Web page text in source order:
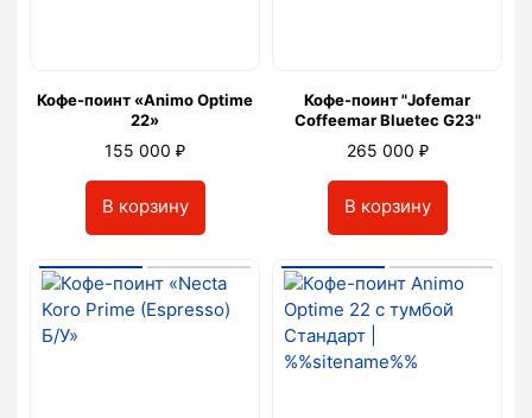
Кофе-поинт «Animo Optime
22»
155 000 ₽
В корзину
Кофе-поинт "Jofemar
Coffeemar Bluetec G23"
265 000 ₽
В корзину